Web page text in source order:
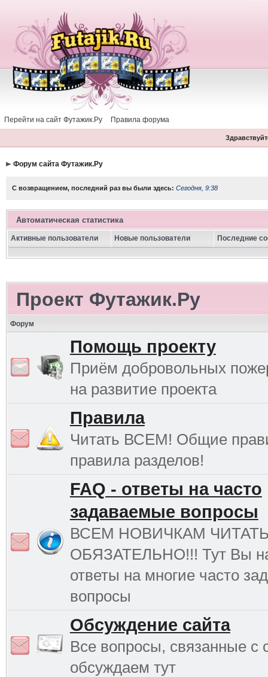
Перейти на сайт Футажик.Ру Правила форума
Форум сайта Футажик.Ру
С возвращением, последний раз вы были здесь: Сегодня, 9:38
Автоматическая статистика
Активные пользователи Новые пользователи Последние
Проект Футажик.Ру
Форум
Помощь проекту
Приём добровольных
на развитие проекта
Правила
Читать ВСЕМ! Общие
правила разделов!
FAQ - ответы на часто
задаваемые вопросы
ВСЕМ НОВИЧКАМ
ОБЯЗАТЕЛЬНО!!! Тут Вы
ответы на многие часто
вопросы
Обсуждение сайта
Все вопросы, связанные с
обсуждаем тут